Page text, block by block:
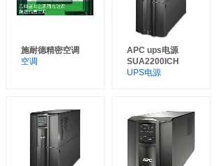
施耐德精密空调
空调
APC ups电源
SUA2200ICH
UPS电源